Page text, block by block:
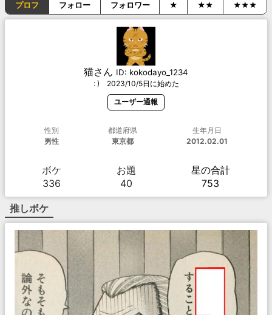
プロフ フォロー フォロワー ★ ★★ ★★★
猫さん ID: kokodayo_1234
: ) 2023/10/5日に始めた
ユーザー通報
性別
男性
都道府県
東京都
生年月日
2012.02.01
ボケ
336
お題
40
星の合計
753
推しボケ